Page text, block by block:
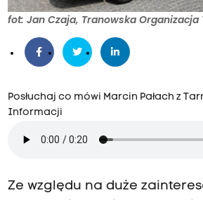
fot: Jan Czaja, Tranowska Organizacja
Posłuchaj co mówi Marcin Pałach z
Informacji
Ze względu na duże